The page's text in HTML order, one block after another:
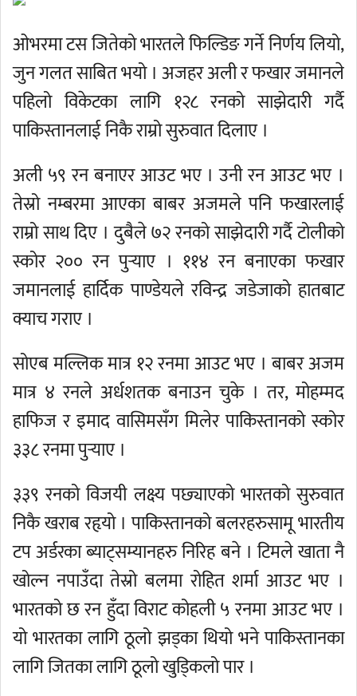
ओभरमा टस जितेको भारतले फिल्डिङ गर्ने निर्णय लियो,
जुन गलत साबित भयो । अजहर अली र फखार जमानले
पहिलो विकेटका लागि १२८ रनको साझेदारी गर्दै
पाकिस्तानलाई निकै राम्रो सुरुवात दिलाए ।
अली ५९ रन बनाएर आउट भए । उनी रन आउट भए ।
तेस्रो नम्बरमा आएका बाबर अजमले पनि फखारलाई
राम्रो साथ दिए । दुबैले ७२ रनको साझेदारी गर्दै टोलीको
स्कोर २०० रन पुर्‍याए । ११४ रन बनाएका फखार
जमानलाई हार्दिक पाण्डेयले रविन्द्र जडेजाको हातबाट
क्याच गराए ।
सोएब मल्लिक मात्र १२ रनमा आउट भए । बाबर अजम
मात्र ४ रनले अर्धशतक बनाउन चुके । तर, मोहम्मद
हाफिज र इमाद वासिमसँग मिलेर पाकिस्तानको स्कोर
३३८ रनमा पुर्‍याए ।
३३९ रनको विजयी लक्ष्य पछ्याएको भारतको सुरुवात
निकै खराब रहृयो । पाकिस्तानको बलरहरुसामू भारतीय
टप अर्डरका ब्याट्सम्यानहरु निरिह बने । टिमले खाता नै
खोल्न नपाउँदा तेस्रो बलमा रोहित शर्मा आउट भए ।
भारतको छ रन हुँदा विराट कोहली ५ रनमा आउट भए ।
यो भारतका लागि ठूलो झड्का थियो भने पाकिस्तानका
लागि जितका लागि ठूलो खुडि्कलो पार ।